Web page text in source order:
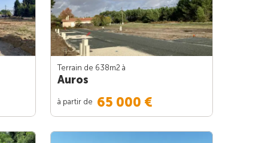
Terrain de 638m2 à
Auros
à partir de 65 000 €